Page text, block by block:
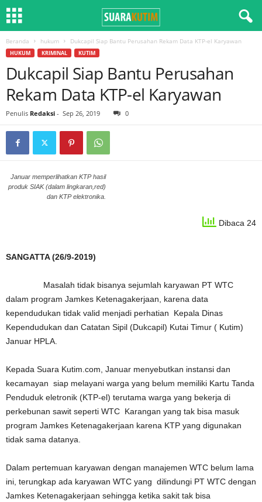
Beranda hukum Dukcapil Siap Bantu Perusahan Rekam Data KTP-el Karyawan
HUKUM KRIMINAL KUTIM
Dukcapil Siap Bantu Perusahan
Rekam Data KTP-el Karyawan
Penulis Redaksi - Sep 26, 2019 0
Januar memperlihatkan KTP hasil
produk SIAK (dalam lingkaran,red)
dan KTP elektronika.
Dibaca 24
SANGATTA (26/9-2019)
Masalah tidak bisanya sejumlah karyawan PT WTC
dalam program Jamkes Ketenagakerjaan, karena data
kependudukan tidak valid menjadi perhatian Kepala Dinas
Kependudukan dan Catatan Sipil (Dukcapil) Kutai Timur ( Kutim)
Januar HPLA.
Kepada Suara Kutim.com, Januar menyebutkan instansi dan
kecamayan siap melayani warga yang belum memiliki Kartu Tanda
Penduduk eletronik (KTP-el) terutama warga yang bekerja di
perkebunan sawit seperti WTC Karangan yang tak bisa masuk
program Jamkes Ketenagakerjaan karena KTP yang digunakan
tidak sama datanya.
Dalam pertemuan karyawan dengan manajemen WTC belum lama
ini, terungkap ada karyawan WTC yang dilindungi PT WTC dengan
Jamkes Ketenagakerjaan sehingga ketika sakit tak bisa